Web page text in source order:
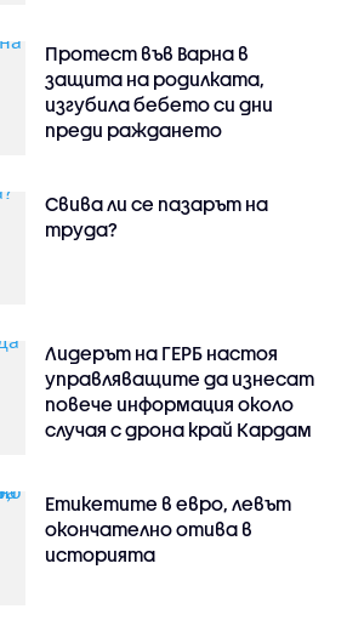
Протест във Варна в
защита на родилката,
изгубила бебето си дни
преди раждането
Свива ли се пазарът на
труда?
Лидерът на ГЕРБ настоя
управляващите да изнесат
повече информация около
случая с дрона край Кардам
Етикетите в евро, левът
окончателно отива в
историята